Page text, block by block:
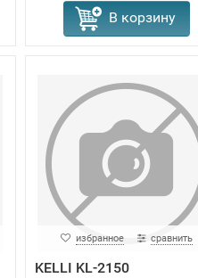
В корзину
избранное сравнить
KELLI KL-2150